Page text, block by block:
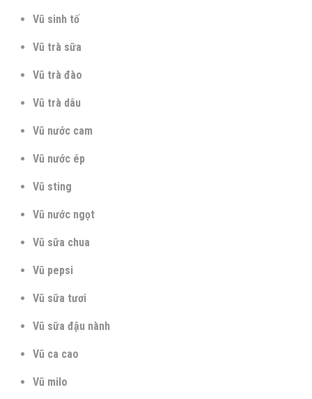
Vũ sinh tố
Vũ trà sữa
Vũ trà đào
Vũ trà dâu
Vũ nước cam
Vũ nước ép
Vũ sting
Vũ nước ngọt
Vũ sữa chua
Vũ pepsi
Vũ sữa tươi
Vũ sữa đậu nành
Vũ ca cao
Vũ milo